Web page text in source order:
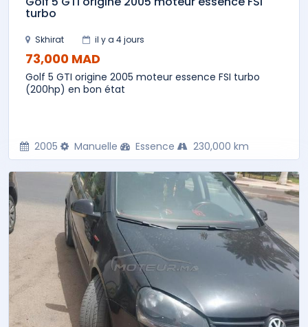
turbo
Skhirat il y a 4 jours
73,000 MAD
Golf 5 GTI origine 2005 moteur essence FSI turbo
(200hp) en bon état
2005 Manuelle Essence 230,000 km